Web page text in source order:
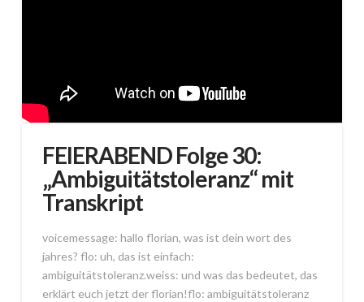
FEIERABEND Folge 30:
„Ambiguitätstoleranz“ mit
Transkript
voicemessage: hallo florian, was ist dein wort des
jahres? flo: uh, das ist einfach:
ambiguitätstoleranz.weiss: und was das bedeutet, das
erklärt euch jetzt der florian!flo: ambiguitätstoleranz